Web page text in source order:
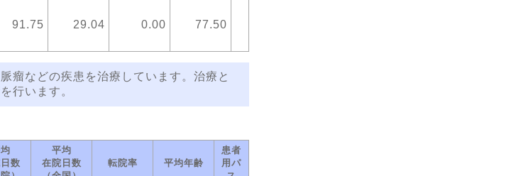
91.75 29.04 0.00 77.50
瘤などの疾患を治療しています。治療と
行います。
数
平均
在院日数
転院率 平均年齢
患者
用パ